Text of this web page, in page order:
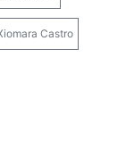
Castro